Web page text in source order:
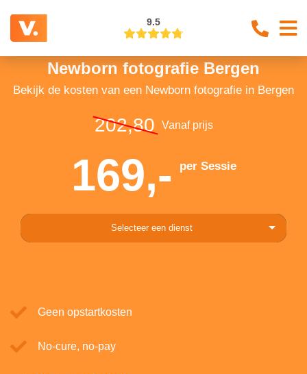
9.5
Newborn fotografie Bergen
Bekijk de kosten van een Newborn fotografie in Bergen
202,80 Vanaf prijs
169,- per Sessie
Selecteer een dienst
Geen opstartkosten
No-cure, no-pay